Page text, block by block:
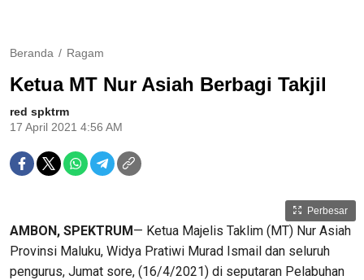
Beranda Ragam
Ketua MT Nur Asiah Berbagi Takjil
red spktrm
17 April 2021 4:56 AM
Perbesar
AMBON, SPEKTRUM— Ketua Majelis Taklim (MT) Nur Asiah
Provinsi Maluku, Widya Pratiwi Murad Ismail dan seluruh
pengurus, Jumat sore, (16/4/2021) di seputaran Pelabuhan